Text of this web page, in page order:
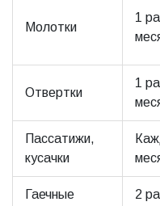
Молотки
1
Отвертки
1
Пассатижи,
кусачки
Гаечные
2